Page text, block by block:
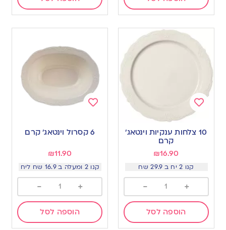
Add
to 10 צלחות ענקיות וינטאג׳
קרם
₪16.90
קנו 2 יח ב 29.9 שח
+
-
הוספה לסל
wishlist
6 קסרול וינטאג’ קרם
₪11.90
קנו 2 ומעלה ב 16.9 שח ליח
+
-
הוספה לסל